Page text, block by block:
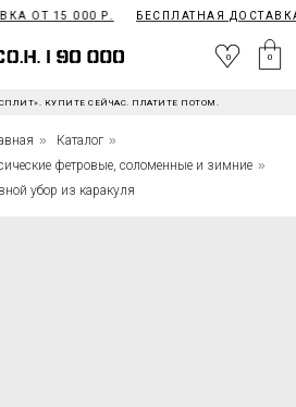
ОТ 15 000 Р. БЕСПЛАТНАЯ
0
0 0
КУПИТЕ СЕЙЧАС. ПЛАТИТЕ ПОТОМ.
» Каталог »
фетровые, соломенные и зимние »
убор из каракуля